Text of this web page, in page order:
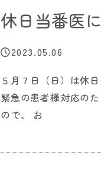
休日当番医
2023.05.06
５月７日（日）は休
緊急の患者様対応の
ので、 お